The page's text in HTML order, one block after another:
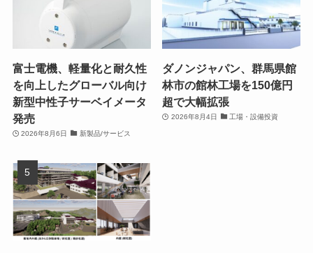
富士電機、軽量化と耐久性
を向上したグローバル向け
新型中性子サーベイメータ
発売
2026年8月6日 新製品/サービス
ダノンジャパン、群馬県館
林市の館林工場を150億円
超で大幅拡張
2026年8月4日 工場・設備投資